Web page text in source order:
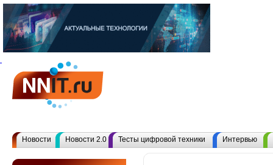
Новости Новости 2.0 Тесты цифровой техники Интервью